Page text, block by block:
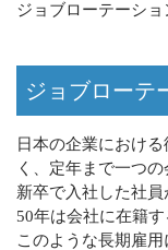
ジョブローテーショ
ジョブローテ
日本の企業におけ
く、定年まで一つ
新卒で入社した社
50年は会社に在籍す
このような長期雇